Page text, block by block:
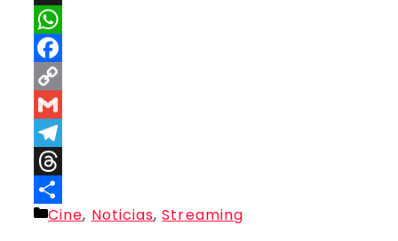
X
WhatsApp
Facebook
Copy
Link
Gmail
Telegram
Threads
Compartir
Categorías
Cine, Noticias,Streaming